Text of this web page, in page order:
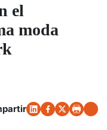
el
moda